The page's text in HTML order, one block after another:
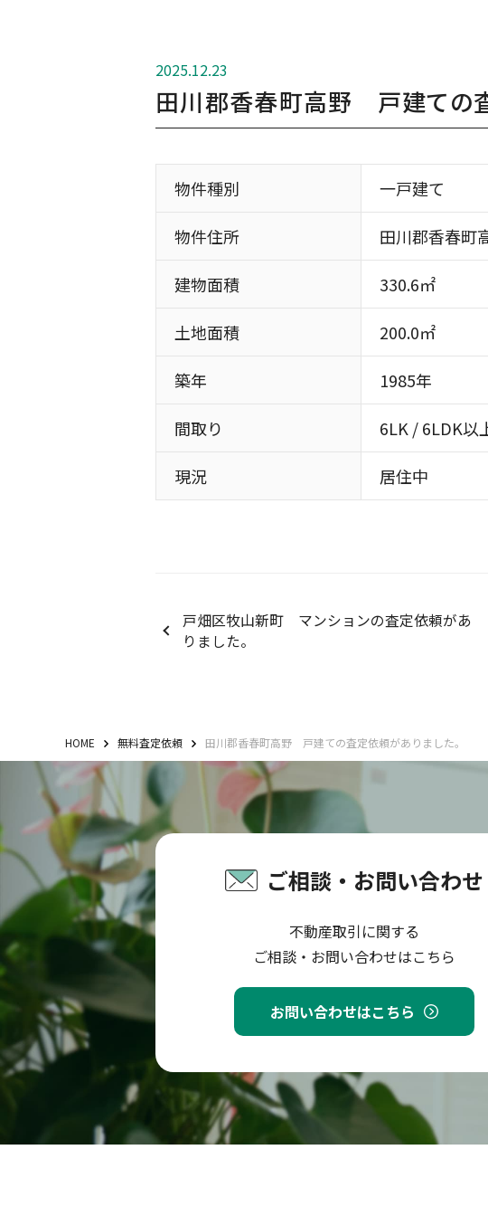
2025.12.23
田川郡香春町高野 戸建ての
物件種別 一戸建て
物件住所 田川郡香春町
建物面積 330.6㎡
土地面積 200.0㎡
築年 1985年
間取り 6LK / 6LDK以
現況 居住中
戸畑区牧山新町 マンションの査定依頼があ
りました。
HOME 無料査定依頼 田川郡香春町高野 戸建ての査定依頼がありました。
ご相談・お問い合わせ
不動産取引に関する
ご相談・お問い合わせはこちら
お問い合わせはこちら